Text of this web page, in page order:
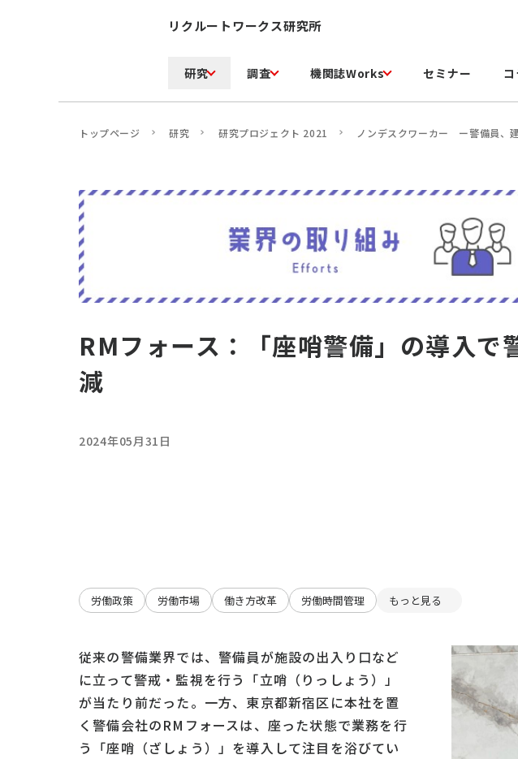
リクルートワークス研究所
研究 調査 機関誌Works セミナー
トップページ 研究 研究プロジェクト 2021 ノンデスクワーカー ー警備員、
RMフォース：「座哨警備」の導入で
減
2024年05月31日
労働政策 労働市場 働き方改革 労働時間管理 もっと見る
従来の警備業界では、警備員が施設の出入り口など
に立って警戒・監視を行う「立哨（りっしょう）」
が当たり前だった。一方、東京都新宿区に本社を置
く警備会社のRMフォースは、座った状態で業務を行
う「座哨（ざしょう）」を導入して注目を浴びてい